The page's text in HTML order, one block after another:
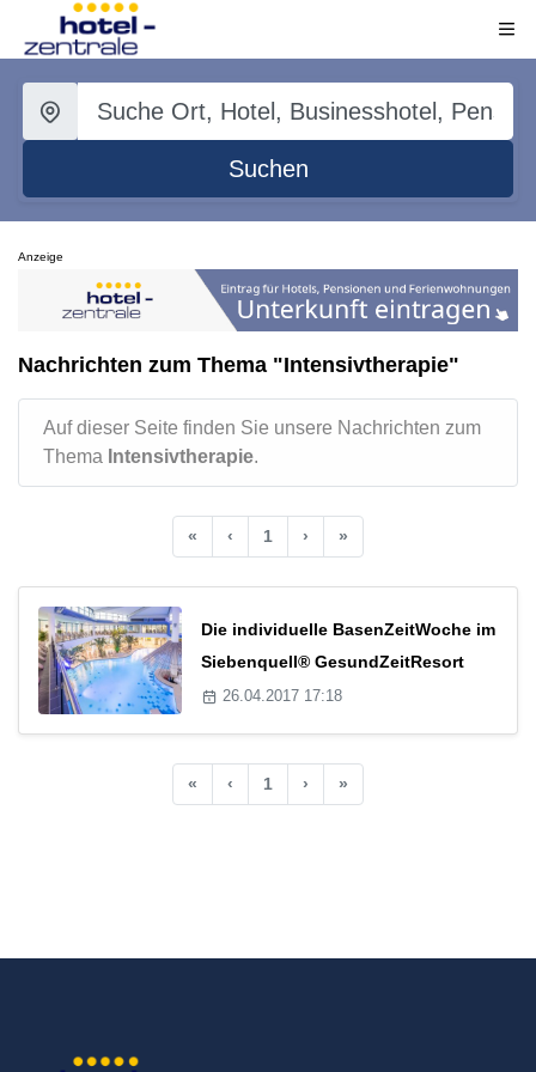
Suchen
Anzeige
Nachrichten zum Thema "Intensivtherapie"
Auf dieser Seite finden Sie unsere Nachrichten zum
Thema Intensivtherapie.
« ‹ 1 › »
Die individuelle BasenZeitWoche im
Siebenquell® GesundZeitResort
26.04.2017 17:18
« ‹ 1 › »